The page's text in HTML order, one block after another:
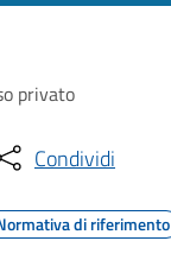
privato
Condividi
di riferimento